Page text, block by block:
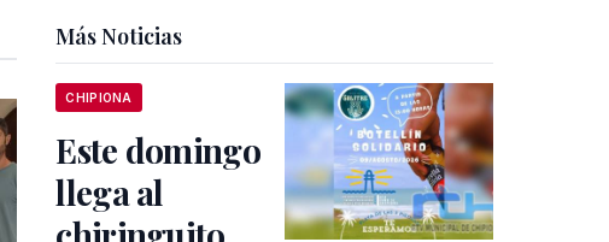
Más Noticias
CHIPIONA
Este domingo
llega al